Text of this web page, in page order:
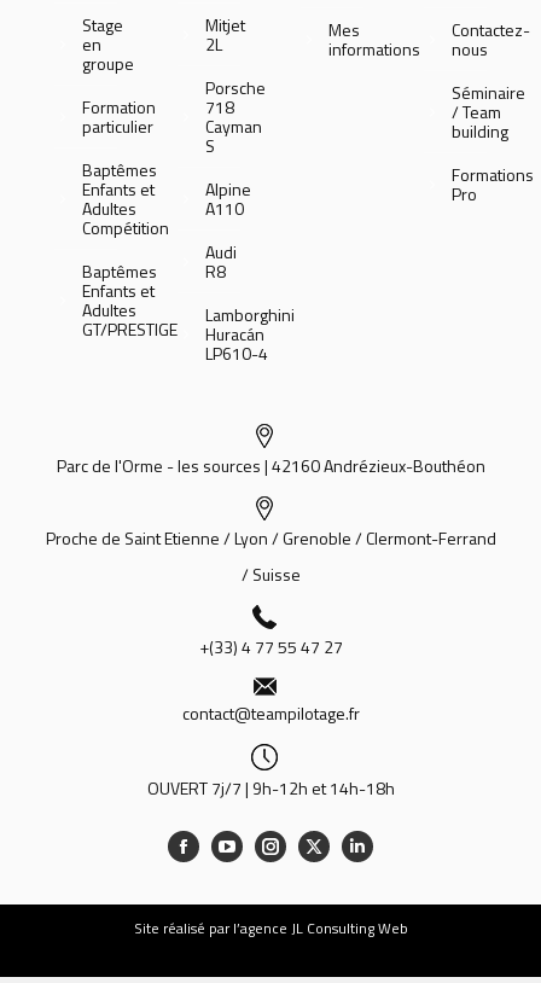
Stage
en
groupe
Formation
particulier
Baptêmes
Enfants et
Adultes
Compétition
Baptêmes
Enfants et
Adultes
GT/PRESTIGE
Mitjet
2L
Porsche
718
Cayman
S
Alpine
A110
Audi
R8
Lamborghini
Huracán
LP610-4
Mes
informations
Contactez-
nous
Séminaire
/ Team
building
Formations
Pro
Parc de l'Orme - les sources | 42160 Andrézieux-Bouthéon
Proche de Saint Etienne / Lyon / Grenoble / Clermont-Ferrand
/ Suisse
+(33) 4 77 55 47 27
contact@teampilotage.fr
OUVERT 7j/7 | 9h-12h et 14h-18h
Site réalisé par l’agence JL Consulting Web